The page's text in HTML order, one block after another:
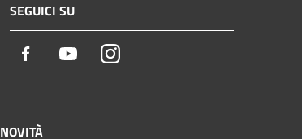
SEGUICI SU
Facebook YoutubeInstagram
NOVITÀ